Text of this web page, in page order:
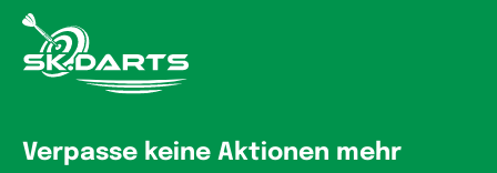
Verpasse keine Aktionen mehr